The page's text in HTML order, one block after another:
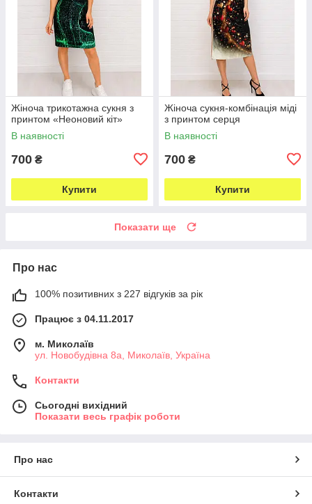
Жіноча трикотажна сукня з
принтом «Неоновий кіт»
В наявності
700 ₴
Купити
Жіноча сукня-комбінація міді
з принтом серця
В наявності
700 ₴
Купити
Показати ще
Про нас
100% позитивних з 227 відгуків за рік
Працює з 04.11.2017
м. Миколаїв
ул. Новобудівна 8а, Миколаїв, Україна
Контакти
Сьогодні вихідний
Показати весь графік роботи
Про нас
Контакти